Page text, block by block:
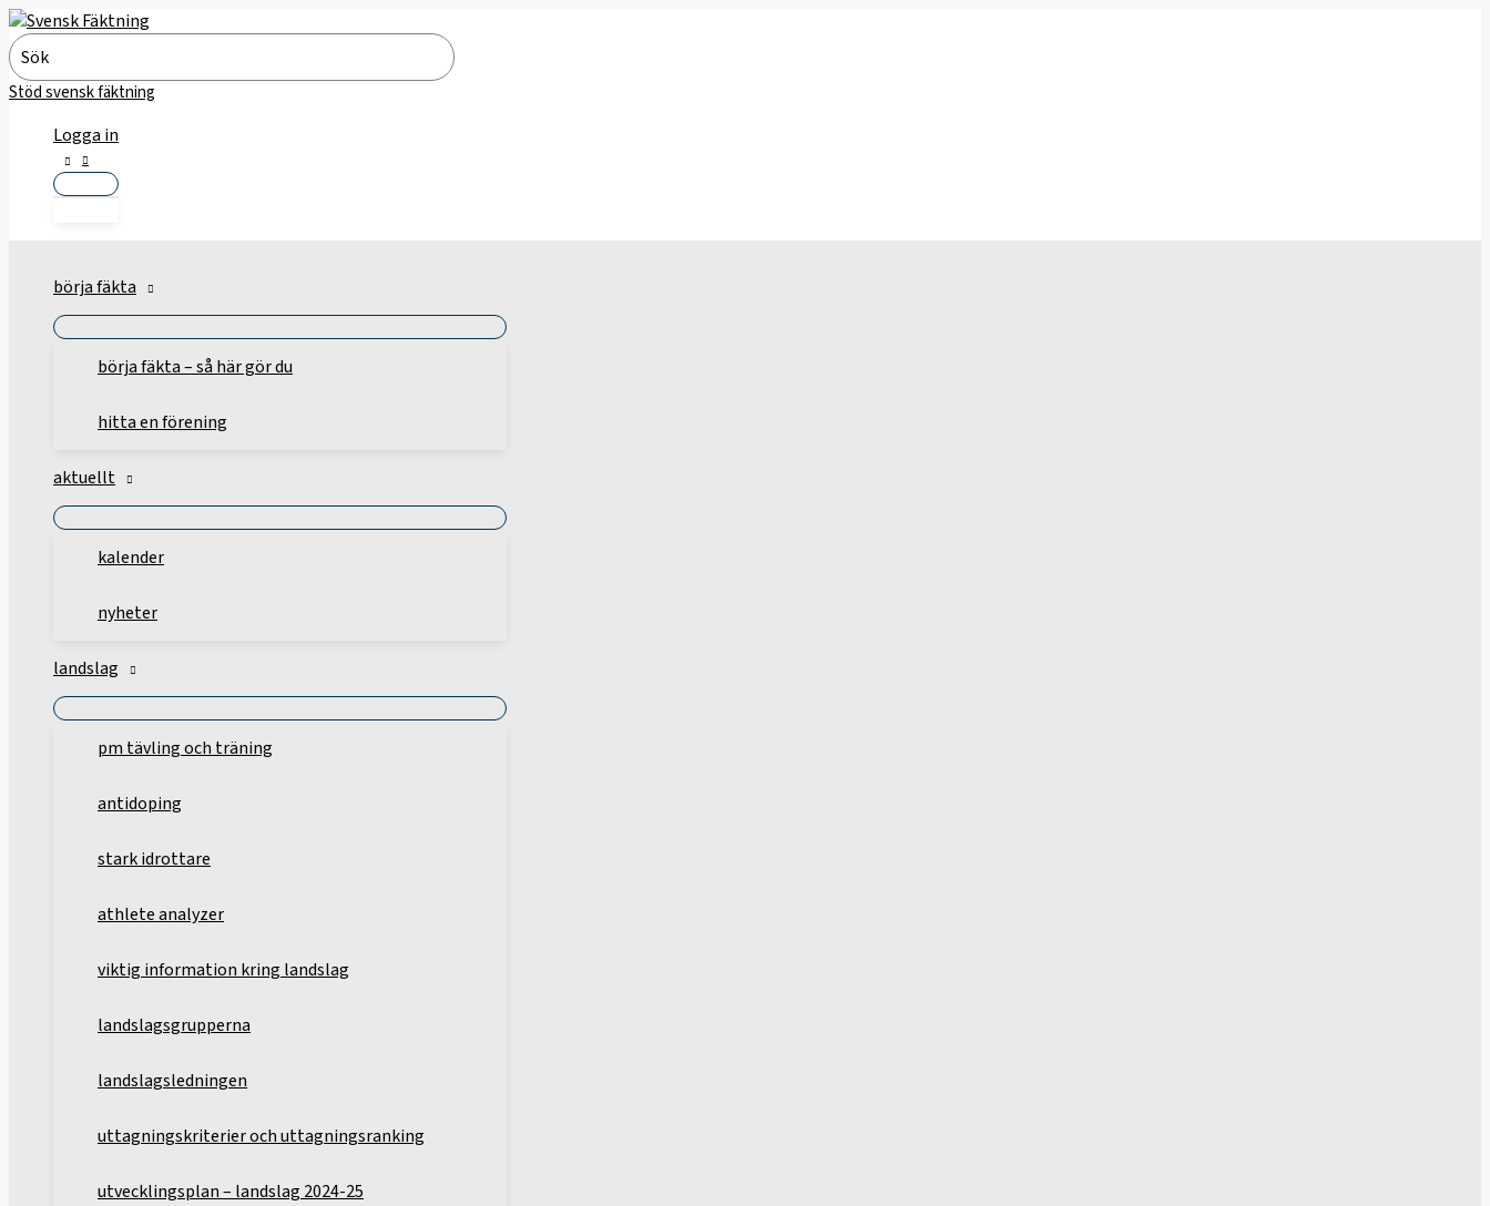
Hoppa
till
innehåll
Search
for:
Stöd svensk fäktning
Logga in
börja fäkta
börja fäkta – så här gör du
hitta en förening
aktuellt
kalender
nyheter
landslag
pm tävling och träning
antidoping
stark idrottare
athlete analyzer
viktig information kring landslag
landslagsgrupperna
landslagsledningen
uttagningskriterier och uttagningsranking
utvecklingsplan – landslag 2024-25